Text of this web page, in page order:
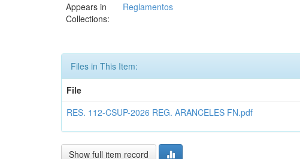
Appears in
Collections:
Reglamentos
Files in This Item:
File
RES. 112-CSUP-2026 REG. ARANCELES FN.pdf
Show full item record